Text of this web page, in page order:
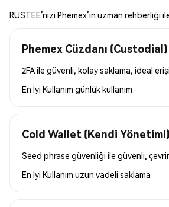
RUSTEE’nizi Phemex’in uzman rehberliği
Phemex Cüzdanı (Custodial)
2FA ile güvenli, kolay saklama, ideal
En İyi Kullanım günlük kullanım
Cold Wallet (Kendi Yönetimi)
Seed phrase güvenliği ile güvenli,
En İyi Kullanım uzun vadeli saklama